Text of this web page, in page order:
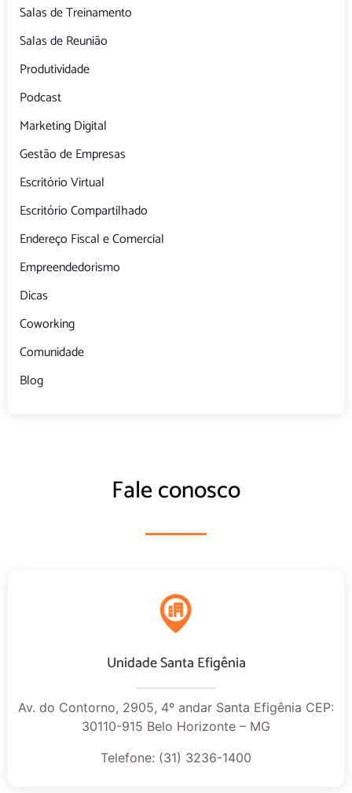
Salas de Treinamento
Salas de Reunião
Produtividade
Podcast
Marketing Digital
Gestão de Empresas
Escritório Virtual
Escritório Compartilhado
Endereço Fiscal e Comercial
Empreendedorismo
Dicas
Coworking
Comunidade
Blog
Fale conosco
Unidade Santa Efigênia
Av. do Contorno, 2905, 4º andar Santa Efigênia CEP:
30110-915 Belo Horizonte – MG
Telefone: (31) 3236-1400